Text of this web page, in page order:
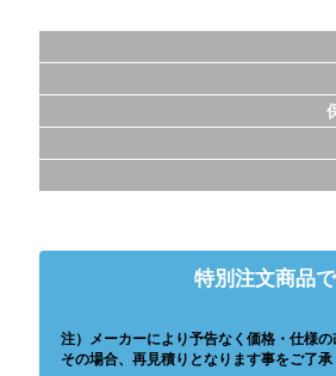
特別注文商品
注）メーカーにより予告なく価格・仕様の
その場合、再見積りとなります事をご了承